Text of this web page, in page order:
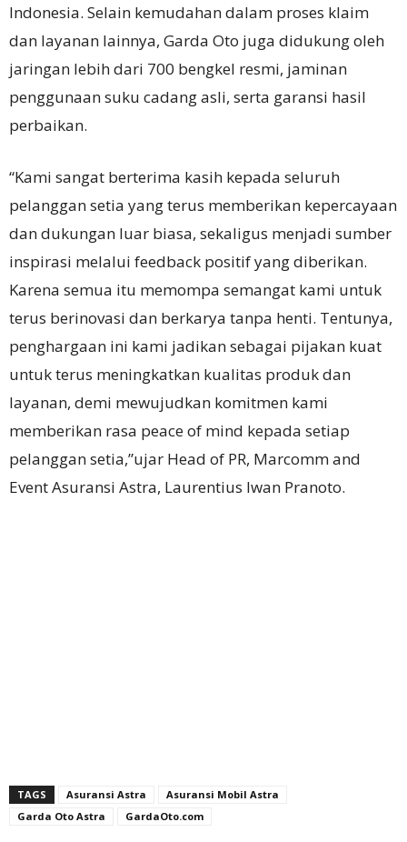
Indonesia. Selain kemudahan dalam proses klaim
dan layanan lainnya, Garda Oto juga didukung oleh
jaringan lebih dari 700 bengkel resmi, jaminan
penggunaan suku cadang asli, serta garansi hasil
perbaikan.
“Kami sangat berterima kasih kepada seluruh
pelanggan setia yang terus memberikan kepercayaan
dan dukungan luar biasa, sekaligus menjadi sumber
inspirasi melalui feedback positif yang diberikan.
Karena semua itu memompa semangat kami untuk
terus berinovasi dan berkarya tanpa henti. Tentunya,
penghargaan ini kami jadikan sebagai pijakan kuat
untuk terus meningkatkan kualitas produk dan
layanan, demi mewujudkan komitmen kami
memberikan rasa peace of mind kepada setiap
pelanggan setia,”ujar Head of PR, Marcomm and
Event Asuransi Astra, Laurentius Iwan Pranoto.
TAGS Asuransi Astra
Asuransi Mobil Astra
Garda Oto Astra
GardaOto.com